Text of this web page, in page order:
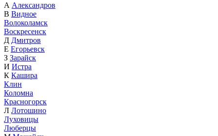
А Александров
В Видное
Волоколамск
Воскресенск
Д Дмитров
Е Егорьевск
З Зарайск
И Истра
К Кашира
Клин
Коломна
Красногорск
Л Лотошино
Луховицы
Люберцы